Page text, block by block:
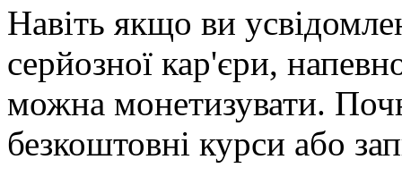
Навіть якщо ви
серйозної кар'єри,
можна монетизувати.
безкоштовні курси або